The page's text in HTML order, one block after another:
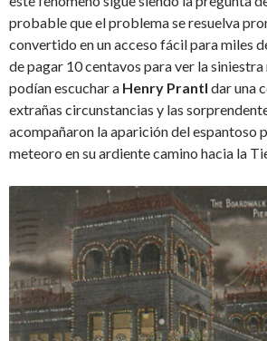
probable que el problema se resuelva
convertido en un acceso fácil para miles
de pagar 10 centavos para ver la
podían escuchar a Henry Prantl dar una
extrañas circunstancias y las
acompañaron la aparición del espantoso
meteoro en su ardiente camino hacia la